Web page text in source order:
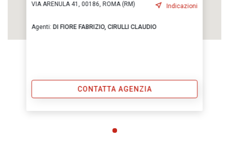
VIA ARENULA 41, 00186, ROMA (RM) Indicazioni
Agenti: DI FIORE FABRIZIO,CIRULLI CLAUDIO
CONTATTA AGENZIA